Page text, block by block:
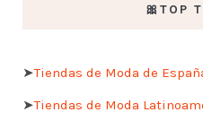
🎀TOP
➤Tiendas de Moda de
➤Tiendas de Moda